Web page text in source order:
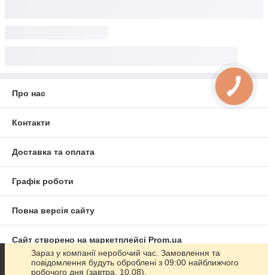
Про нас
Контакти
Доставка та оплата
Графік роботи
Повна версія сайту
Сайт створено на маркетплейсі Prom.ua
Політика конфіденційності
Зараз у компанії неробочий час. Замовлення та
повідомлення будуть оброблені з 09:00 найближчого
робочого дня (завтра, 10.08).